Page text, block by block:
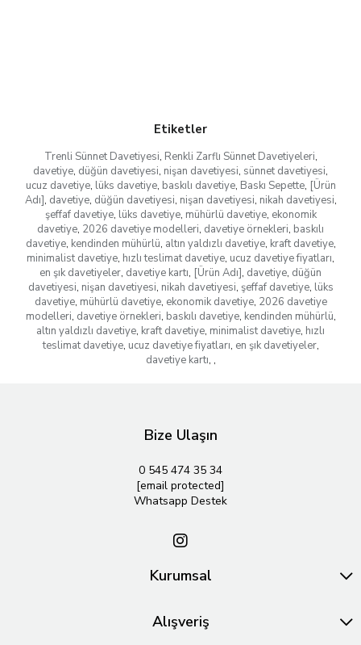
Etiketler
Trenli Sünnet Davetiyesi, Renkli Zarflı Sünnet Davetiyeleri,
davetiye, düğün davetiyesi, nişan davetiyesi, sünnet davetiyesi,
ucuz davetiye, lüks davetiye, baskılı davetiye, Baskı Sepette, [Ürün
Adı], davetiye, düğün davetiyesi, nişan davetiyesi, nikah davetiyesi,
şeffaf davetiye, lüks davetiye, mühürlü davetiye, ekonomik
davetiye, 2026 davetiye modelleri, davetiye örnekleri, baskılı
davetiye, kendinden mühürlü, altın yaldızlı davetiye, kraft davetiye,
minimalist davetiye, hızlı teslimat davetiye, ucuz davetiye fiyatları,
en şık davetiyeler, davetiye kartı, [Ürün Adı], davetiye, düğün
davetiyesi, nişan davetiyesi, nikah davetiyesi, şeffaf davetiye, lüks
davetiye, mühürlü davetiye, ekonomik davetiye, 2026 davetiye
modelleri, davetiye örnekleri, baskılı davetiye, kendinden mühürlü,
altın yaldızlı davetiye, kraft davetiye, minimalist davetiye, hızlı
teslimat davetiye, ucuz davetiye fiyatları, en şık davetiyeler,
davetiye kartı, ,
Bize Ulaşın
0 545 474 35 34
[email protected]
Whatsapp Destek
Kurumsal
Alışveriş